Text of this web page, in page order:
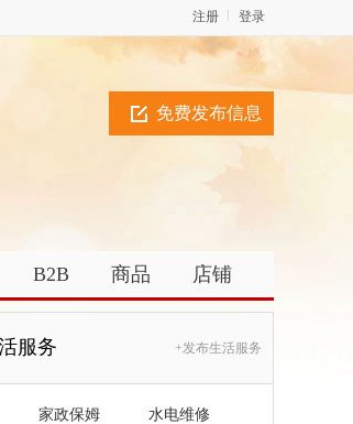
登录
注册
免费发布信息
B2B 商品 店铺
服务 +发布生活服务
家政保姆 水电维修